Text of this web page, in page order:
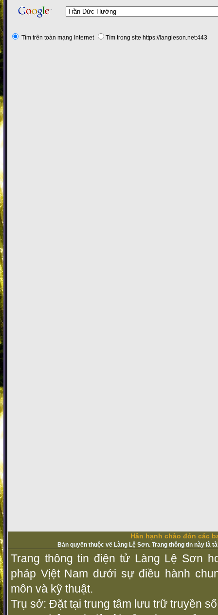
Tìm trên toàn mạng Internet Tìm trong site https://langleson.net:443
Hân hạnh chào đón các
Bản quyền thuộc về Làng Lệ Sơn. Trang thông tin này là
Trang thông tin điện tử Làng Lệ Sơn
pháp Vịệt Nam dưới sự điều hành
môn và kỹ thuật.
Trụ sở: Đặt tại trung tâm lưu trữ truyền